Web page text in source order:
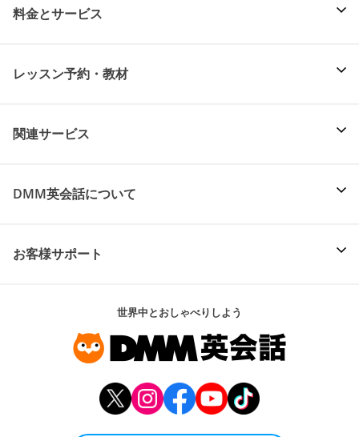
料金とサービス
レッスン予約・教材
関連サービス
DMM英会話について
お客様サポート
世界中とおしゃべりしよう